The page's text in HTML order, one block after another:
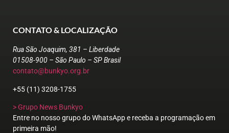
CONTATO & LOCALIZAÇÃO
Rua São Joaquim, 381 – Liberdade
01508-900 – São Paulo – SP Brasil
contato@bunkyo.org.br
+55 (11) 3208-1755
> Grupo News Bunkyo
Entre no nosso grupo do WhatsApp e receba a programação em
primeira mão!